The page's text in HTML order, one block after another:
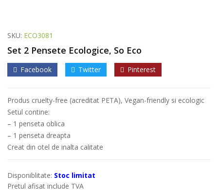
SKU: ECO3081
Set 2 Pensete Ecologice, So Eco
Facebook Twitter Pinterest
Produs cruelty-free (acreditat PETA), Vegan-friendly si ecologic
Setul contine:
– 1 penseta oblica
– 1 penseta dreapta
Creat din otel de inalta calitate
Disponiblitate: Stoc limitat
Pretul afisat include TVA